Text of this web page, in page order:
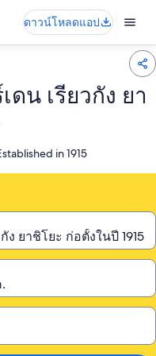
ดาวน์โหลดแอป
ดน เรียวกัง ยา
in 1915